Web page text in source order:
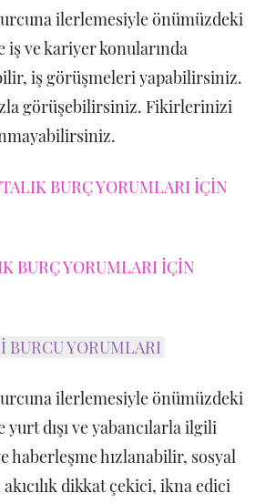
ilerlemesiyle önümüzdeki
iş ve kariyer konularında
iş görüşmeleri yapabilirsiniz.
görüşebilirsiniz. Fikirlerinizi
BURÇ YORUMLARI İÇİN
BURÇ YORUMLARI İÇİN
BURCU YORUMLARI
ilerlemesiyle önümüzdeki
yurt dışı ve yabancılarla ilgili
haberleşme hızlanabilir, sosyal
akıcılık dikkat çekici, ikna edici